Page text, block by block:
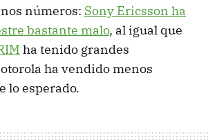
números: Sony Ericsson ha
bastante malo, al igual que
ha tenido grandes
ha vendido menos
lo esperado.